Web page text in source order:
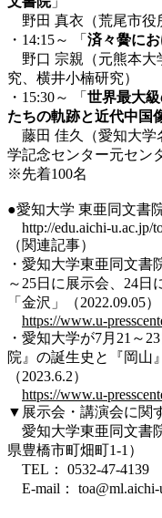
野田 真衣（荒尾市役
・14:15～ 「 済々黌に
野口 宗親（元熊本
究、横井小楠研究）
・15:30～ 「 世界最大
たちの軌跡と近代中国
藤田 佳久（愛知大
学記念センター元セン
※先着100名
●愛知大学 東亜同文書
http://edu.aichi-u.ac.jp/
（関連記事）
・愛知大学東亜同文
～25日に展示会、24日
「金沢」（2022.09.05）
https://www.u-
・ 愛知大学が7月21～
院』の誕生史と『岡山
（2023.6.2）
https://www.u-
▼展示会・講演会に関
愛知大学東亜同文書
県豊橋市町畑町1-1）
TEL： 0532-47-4139
E-mail： toa@ml.aichi-